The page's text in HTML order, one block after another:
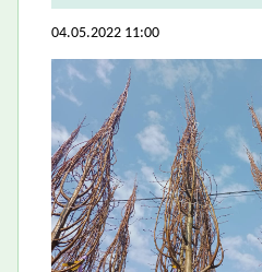
04.05.2022 11:00